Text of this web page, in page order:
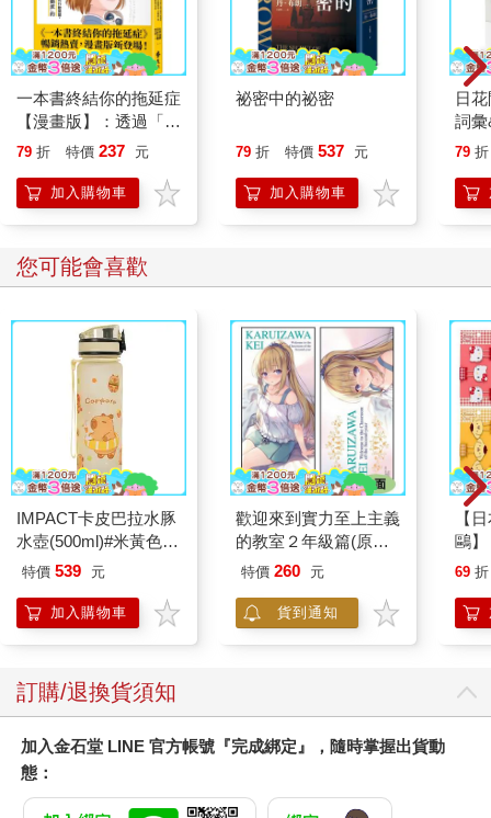
一本書終結你的拖延症
【漫畫版】：透過「小
行動」打開大腦的行動
「行動派」的37個科
學方法
79 折 特價 237 元
加入購物車
祕密中的祕密
79 折 特價 537 元
加入購物車
日
詞
79 折
您可能會喜歡
IMPACT卡皮巴拉水豚
水壺(500ml)#米黃色
IM00B18YL
特價 539 元
加入購物車
歡迎來到實力至上主義
的教室２年級篇(原作)
加購午睡枕【特裝版】
特價 260 元
貨到通知
【
鷗
(8款
企鵝
69 折
訂購/退換貨須知
加入金石堂 LINE 官方帳號『完成綁定』，隨時掌握出貨動
態：